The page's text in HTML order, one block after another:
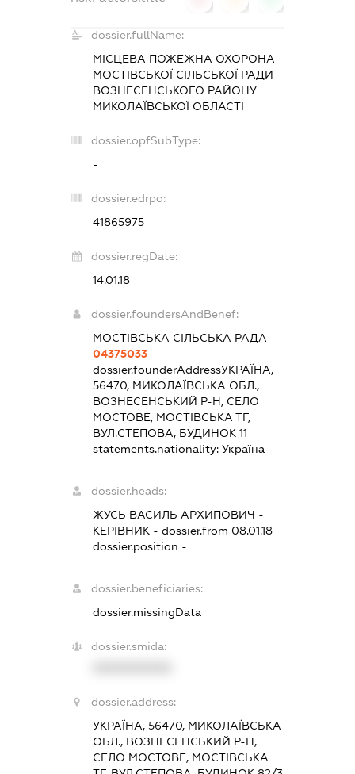
dossier.fullName:
МІСЦЕВА ПОЖЕЖНА ОХОРОНА
МОСТІВСЬКОЇ СІЛЬСЬКОЇ РАДИ
ВОЗНЕСЕНСЬКОГО РАЙОНУ
МИКОЛАЇВСЬКОЇ ОБЛАСТІ
dossier.opfSubType:
-
dossier.edrpo:
41865975
dossier.regDate:
14.01.18
dossier.foundersAndBenef:
МОСТІВСЬКА СІЛЬСЬКА РАДА
04375033
dossier.founderAddressУКРАЇНА,
56470, МИКОЛАЇВСЬКА ОБЛ.,
ВОЗНЕСЕНСЬКИЙ Р-Н, СЕЛО
МОСТОВЕ, МОСТІВСЬКА ТГ,
ВУЛ.СТЕПОВА, БУДИНОК 11
statements.nationality:Україна
dossier.heads:
ЖУСЬ ВАСИЛЬ АРХИПОВИЧ -
КЕРІВНИК - dossier.from 08.01.18
dossier.position -
dossier.beneficiaries:
dossier.missingData
dossier.smida:
dossier.address:
УКРАЇНА, 56470, МИКОЛАЇВСЬКА
ОБЛ., ВОЗНЕСЕНСЬКИЙ Р-Н,
СЕЛО МОСТОВЕ, МОСТІВСЬКА